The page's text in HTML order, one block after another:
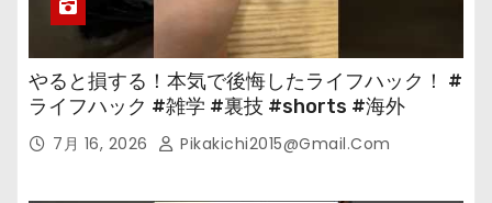
やると損する！本気で後悔したライフハック！ #
ライフハック #雑学 #裏技 #shorts #海外
7月 16, 2026 Pikakichi2015@gmail.com